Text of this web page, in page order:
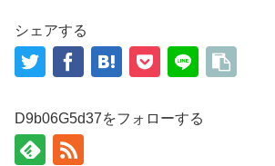
シェアする
D9b06G5d37をフォローする